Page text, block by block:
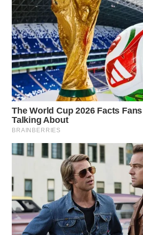
TINGGI
WN
PAKPAK
WN
KARAWANG
WN
BEKASI
BOGOR
WN
DEPOK
WN
TAPANULI